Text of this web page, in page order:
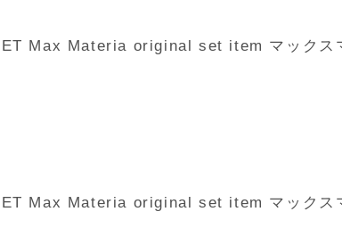
Max Materia original set item マックス
Max Materia original set item マックス